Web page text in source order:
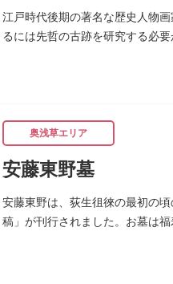
江戸時代後期の著名な歴史人物
るには先哲の古跡を研究する必
奥浅草エリア
安藤東野墓
安藤東野は、荻生徂徠の最初の
稿」が刊行されました。お墓は